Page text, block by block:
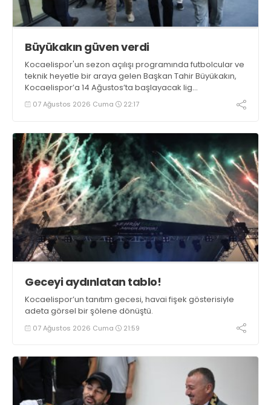
Büyükakın güven verdi
Kocaelispor'un sezon açılışı programında futbolcular ve
teknik heyetle bir araya gelen Başkan Tahir Büyükakın,
Kocaelispor’a 14 Ağustos’ta başlayacak lig
maratonunda başarılar diledi ve “Yanınızdayım” dedi.
07 Ağustos 2026 Cuma 22:17
Geceyi aydınlatan tablo!
Kocaelispor’un tanıtım gecesi, havai fişek gösterisiyle
adeta görsel bir şölene dönüştü.
07 Ağustos 2026 Cuma 21:59